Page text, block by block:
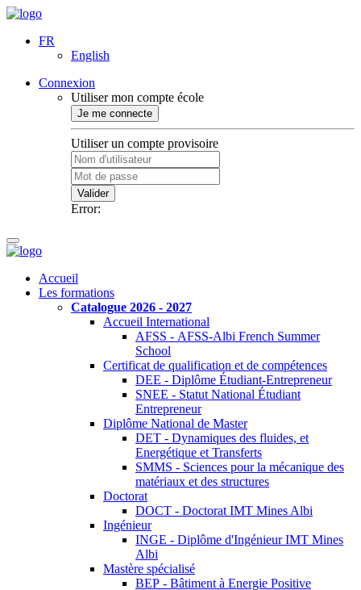
FR
English
Connexion
Utiliser mon compte école
Je me connecte
Utiliser un compte provisoire
Valider
Error:
Accueil
Les formations
Catalogue 2026 - 2027
Accueil International
AFSS - AFSS-Albi French Summer
School
Certificat de qualification et de compétences
DEE - Diplôme Étudiant-Entrepreneur
SNEE - Statut National Étudiant
Entrepreneur
Diplôme National de Master
DET - Dynamiques des fluides, et
Energétique et Transferts
SMMS - Sciences pour la mécanique des
matériaux et des structures
Doctorat
DOCT - Doctorat IMT Mines Albi
Ingénieur
INGE - Diplôme d'Ingénieur IMT Mines
Albi
Mastère spécialisé
BEP - Bâtiment à Energie Positive